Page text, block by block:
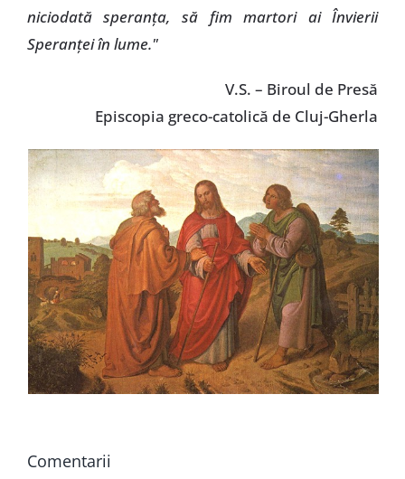
niciodată speranţa, să fim martori ai Învierii
Speranţei în lume."
V.S. – Biroul de Presă
Episcopia greco-catolică de Cluj-Gherla
Comentarii